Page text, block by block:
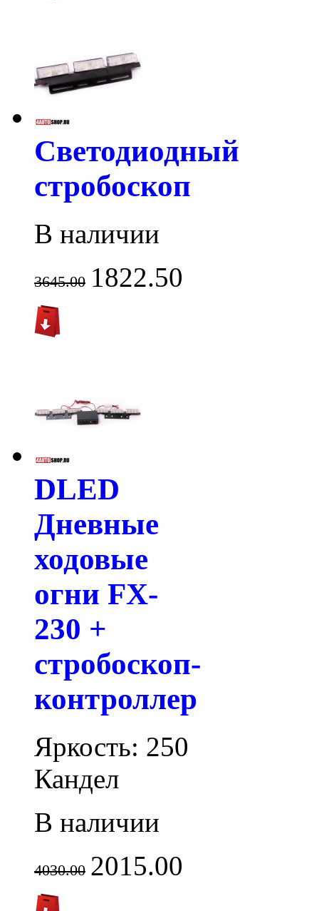
Светодиодный
стробоскоп
В наличии
3645.00 1822.50
DLED
Дневные
ходовые
огни FX-
230 +
стробоскоп-
контроллер
Яркость: 250
Кандел
В наличии
4030.00 2015.00